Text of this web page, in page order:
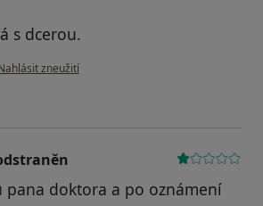
s dcerou.
názoru uživatele Váš účet byl odstraněn
zneužití
pana doktora a po oznámení